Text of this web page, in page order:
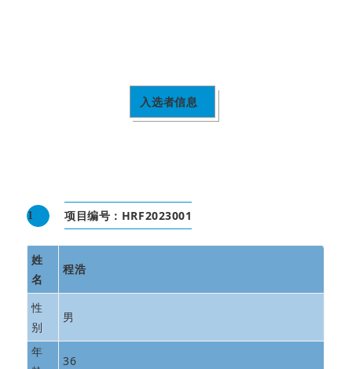
入选者信息
1 项目编号：HRF2023001
姓
名
程浩
性
别
男
年
36